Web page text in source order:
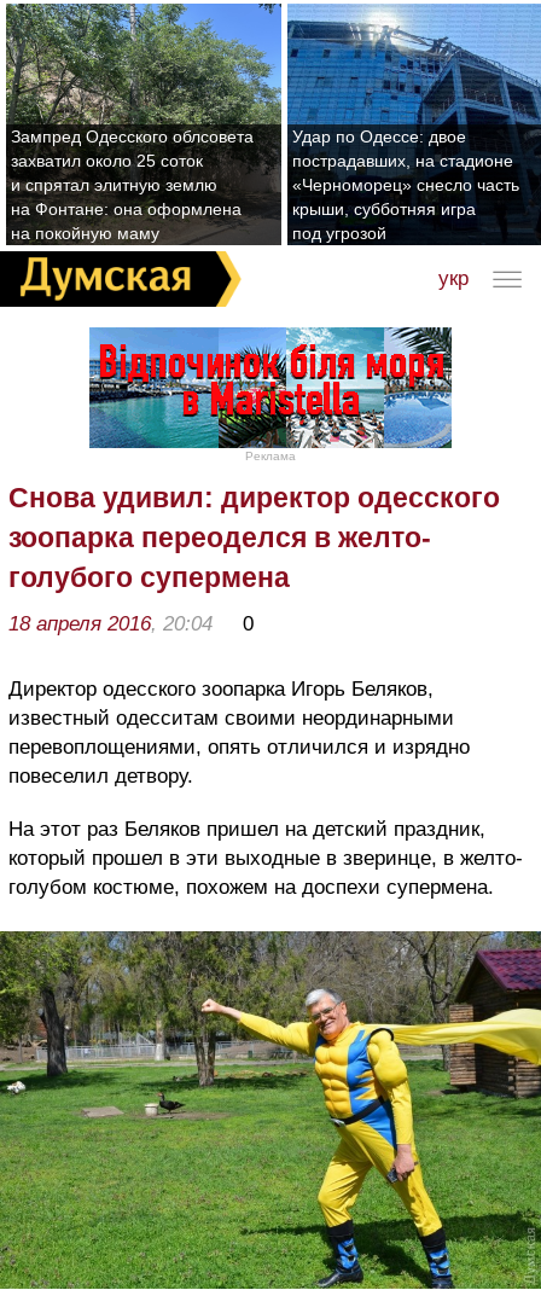
Зампред Одесского облсовета
захватил около 25 соток
и спрятал элитную землю
на Фонтане: она оформлена
на покойную маму
Удар по Одессе: двое
пострадавших, на стадионе
«Черноморец» снесло часть
крыши, субботняя игра
под угрозой
укр
Реклама
Снова удивил: директор одесского
зоопарка переоделся в желто-
голубого супермена
18 апреля 2016, 20:04 0
Директор одесского зоопарка Игорь Беляков,
известный одесситам своими неординарными
перевоплощениями, опять отличился и изрядно
повеселил детвору.
На этот раз Беляков пришел на детский праздник,
который прошел в эти выходные в зверинце, в желто-
голубом костюме, похожем на доспехи супермена.